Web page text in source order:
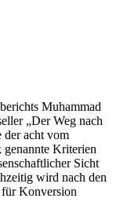
Muhammad
„Der Weg nach
der acht vom
Kriterien
Sicht
wird nach den
für Konversion